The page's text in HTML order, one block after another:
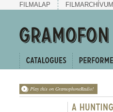
FILMALAP FILMARCHÍVUM
Play this on GramophoneRadio!